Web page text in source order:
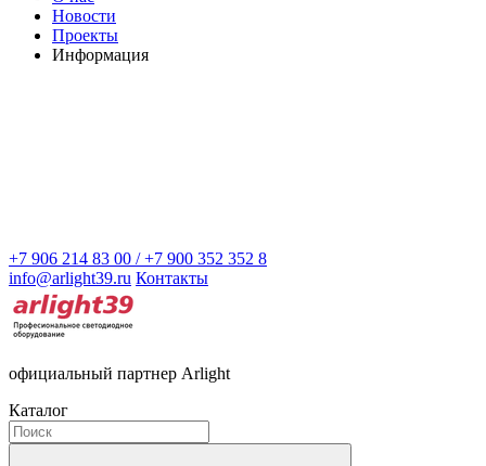
Новости
Проекты
Информация
+7 906 214 83 00 / +7 900 352 352 8
info@arlight39.ru Контакты
официальный партнер Arlight
Каталог